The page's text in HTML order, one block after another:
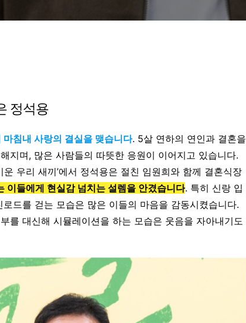
정석용
침내 사랑의 결실을 맺습니다. 5살 연하의 연인과 결혼을
지며, 많은 사람들의 따뜻한 응원이 이어지고 있습니다.
운 우리 새끼’에서 정석용은 절친 임원희와 함께 결혼식장
이들에게 현실감 넘치는 설렘을 안겼습니다. 특히 신랑 입
드를 걷는 모습은 많은 이들의 마음을 감동시켰습니다.
를 대신해 시뮬레이션을 하는 모습은 웃음을 자아내기도